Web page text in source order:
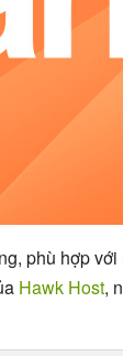
phù hợp
Hawk Host,